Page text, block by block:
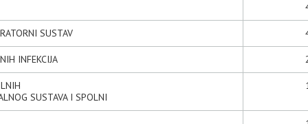
SUSTAV
INFEKCIJA
SUSTAVA I SPOLNI